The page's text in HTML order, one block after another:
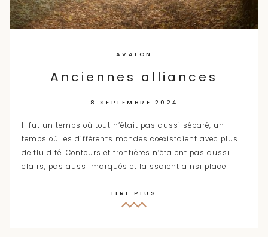
AVALON
Anciennes alliances
8 SEPTEMBRE 2024
Il fut un temps où tout n’était pas aussi séparé, un
temps où les différents mondes coexistaient avec plus
de fluidité. Contours et frontières n’étaient pas aussi
clairs, pas aussi marqués et laissaient ainsi place
LIRE PLUS